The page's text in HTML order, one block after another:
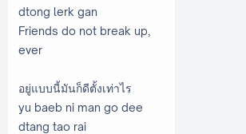
dtong lerk gan
Friends do not break up,
ever
อยู่แบบนี้มันก็ดีตั้งเท่าไร
yu baeb ni man go dee
dtang tao rai